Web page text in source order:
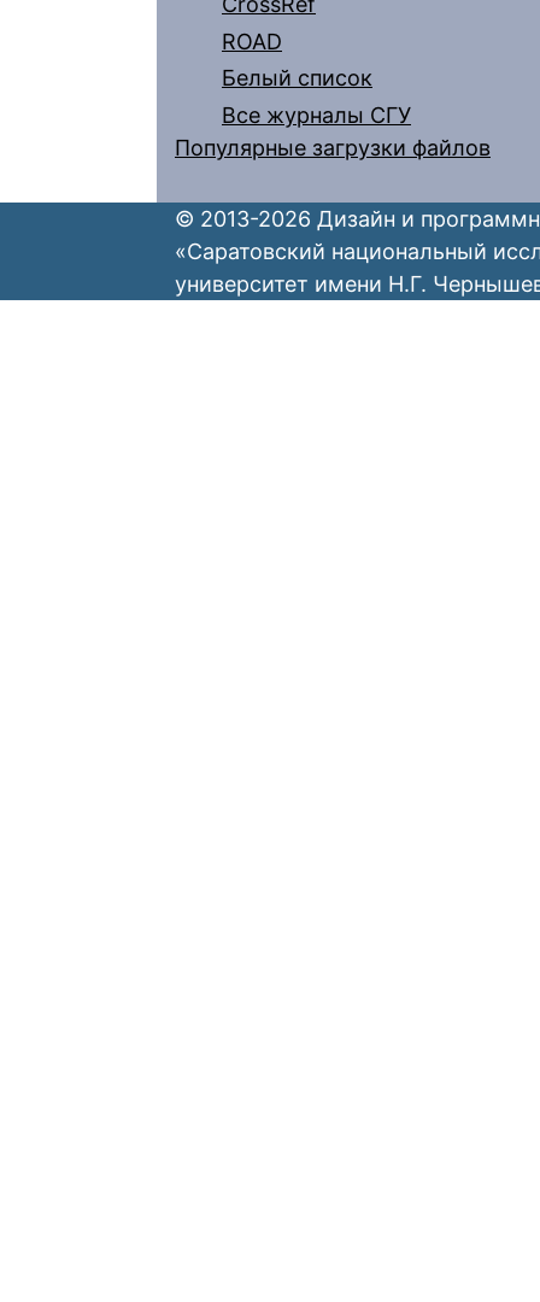
ROAD
Белый список
Все журналы СГУ
Популярные загрузки файлов
© 2013-2026 Дизайн и
«Саратовский национальный
университет имени Н.Г.